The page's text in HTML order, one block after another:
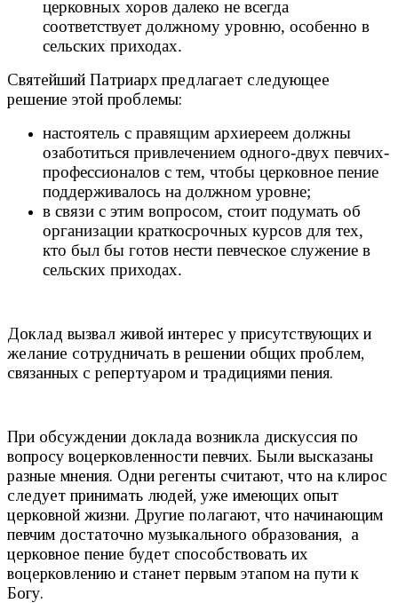
церковных хоров далеко не всегда
соответствует должному уровню, особенно в
сельских приходах.
Святейший Патриарх предлагает следующее
решение этой проблемы:
настоятель с правящим архиереем должны
озаботиться привлечением одного-двух певчих-
профессионалов с тем, чтобы церковное пение
поддерживалось на должном уровне;
в связи с этим вопросом, стоит подумать об
организации краткосрочных курсов для тех,
кто был бы готов нести певческое служение в
сельских приходах.
Доклад вызвал живой интерес у присутствующих и
желание сотрудничать в решении общих проблем,
связанных с репертуаром и традициями пения.
При обсуждении доклада возникла дискуссия по
вопросу воцерковленности певчих. Были высказаны
разные мнения. Одни регенты считают, что на клирос
следует принимать людей, уже имеющих опыт
церковной жизни. Другие полагают, что начинающим
певчим достаточно музыкального образования, а
церковное пение будет способствовать их
воцерковлению и станет первым этапом на пути к
Богу.